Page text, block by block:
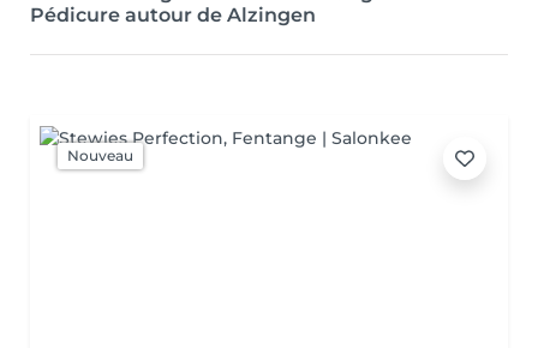
Pédicure autour de Alzingen
Nouveau